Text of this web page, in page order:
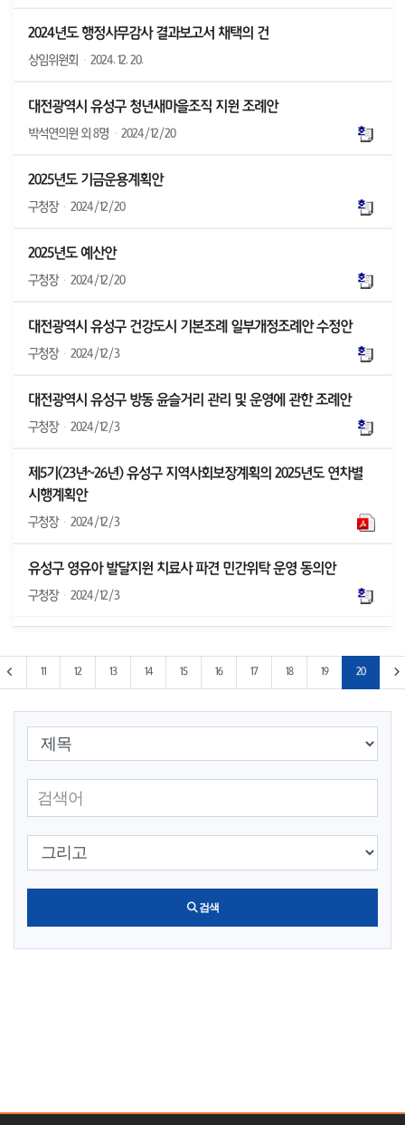
2024년도 행정사무감사 결과보고서 채택의 건
상임위원회 · 2024. 12. 20.
대전광역시 유성구 청년새마을조직 지원 조례안
박석연의원 외 8명 · 2024/12/20
2025년도 기금운용계획안
구청장 · 2024/12/20
2025년도 예산안
구청장 · 2024/12/20
대전광역시 유성구 건강도시 기본조례 일부개정조례안 수정안
구청장 · 2024/12/3
대전광역시 유성구 방동 윤슬거리 관리 및 운영에 관한 조례안
구청장 · 2024/12/3
제5기(23년~26년) 유성구 지역사회보장계획의 2025년도 연차별
시행계획안
구청장 · 2024/12/3
유성구 영유아 발달지원 치료사 파견 민간위탁 운영 동의안
구청장 · 2024/12/3
이지로 이동
이전 10페이지로 이동
11 12 13 14 15 16 17 18 19 20
검색